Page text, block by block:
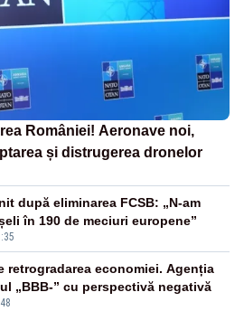
României! Aeronave noi,
și distrugerea dronelor
după eliminarea FCSB: „N-am
în 190 de meciuri europene”
retrogradarea economiei. Agenția
„BBB-” cu perspectivă negativă